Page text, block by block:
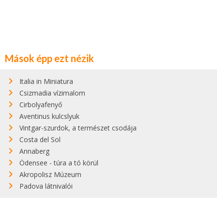
Mások épp ezt nézik
Italia in Miniatura
Csizmadia vízimalom
Cirbolyafenyő
Aventinus kulcslyuk
Vintgar-szurdok, a természet csodája
Costa del Sol
Annaberg
Ödensee - túra a tó körül
Akropolisz Múzeum
Padova látnivalói